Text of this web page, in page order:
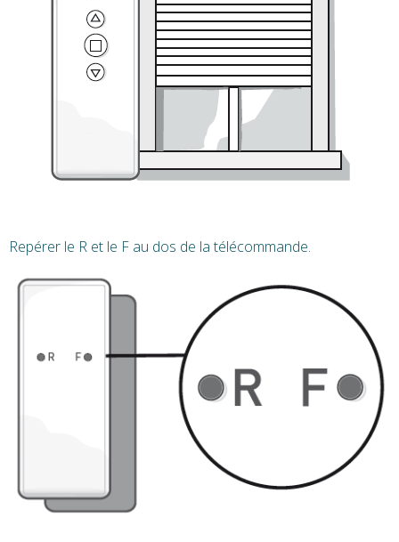
Repérer le R et le F au dos de la télécommande.